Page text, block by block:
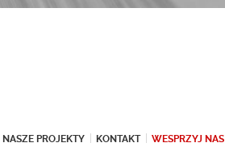
NASZE PROJEKTY KONTAKT WESPRZYJ NAS